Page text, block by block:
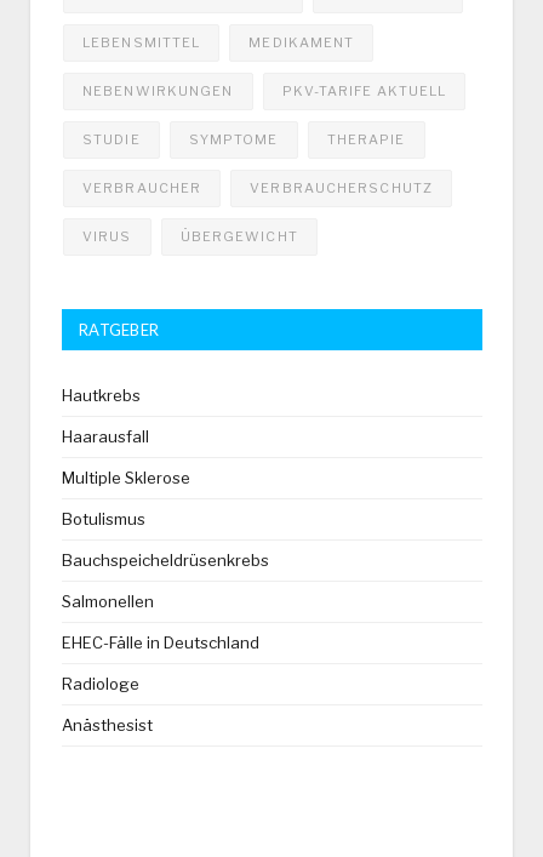
LEBENSMITTEL MEDIKAMENT
NEBENWIRKUNGEN PKV-TARIFE AKTUELL
STUDIE SYMPTOME THERAPIE
VERBRAUCHER VERBRAUCHERSCHUTZ
VIRUS ÜBERGEWICHT
RATGEBER
Hautkrebs
Haarausfall
Multiple Sklerose
Botulismus
Bauchspeicheldrüsenkrebs
Salmonellen
EHEC-Fälle in Deutschland
Radiologe
Anästhesist